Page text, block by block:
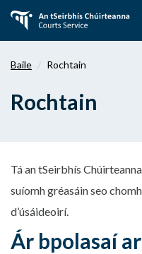
aghaidh
Baile Rochtain
Rochtain
Tá an tSeirbhís
suíomh gréasáin seo
d’úsáideoirí.
Ár bpolasaí